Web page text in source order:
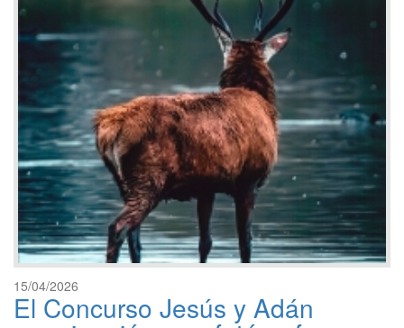
15/04/2026
El Concurso Jesús y Adán